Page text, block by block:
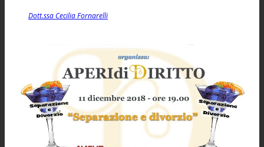
Dott.ssa Cecilia Fornarelli